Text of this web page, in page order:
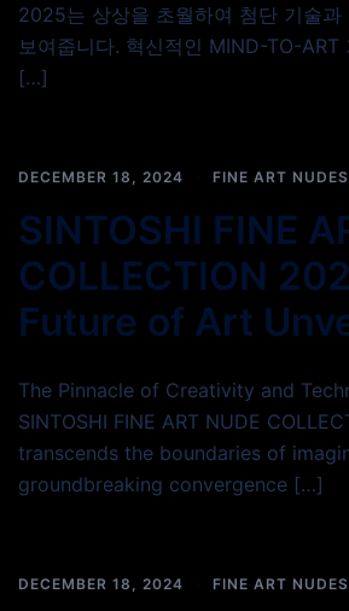
2025는 상상을 초월하여 첨단 기술과
보여줍니다. 혁신적인 MIND-TO-ART
[…]
DECEMBER 18, 2024 FINE ART NUDES
SINTOSHI FINE
COLLECTION
Future of Art
The Pinnacle of Creativity and
SINTOSHI FINE ART NUDE
transcends the boundaries of
groundbreaking convergence […]
DECEMBER 18, 2024 FINE ART NUDES